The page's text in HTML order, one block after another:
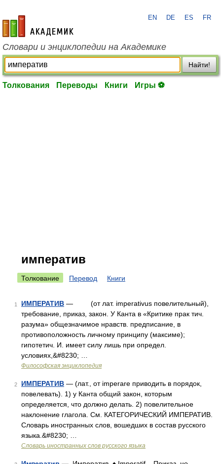
academic.ru
EN DE ES FR
Словари и энциклопедии на Академике
Найти!
Толкования Переводы Книги Игры ⚽
императив
Толкование Перевод Книги
1 ИМПЕРАТИВ — (от лат. imperativus повелительный),
требование, приказ, закон. У Канта в «Критике прак тич.
разума» общезначимое нравств. предписание, в
противоположность личному принципу (максиме);
гипотетич. И. имеет силу лишь при определ.
условиях,&#8230; …
Философская энциклопедия
2 ИМПЕРАТИВ — (лат., от imperare приводить в порядок,
повелевать). 1) у Канта общий закон, которым
определяется, что должно делать. 2) повелительное
наклонение глагола. См. КАТЕГОРИЧЕСКИЙ ИМПЕРАТИВ.
Словарь иностранных слов, вошедших в состав русского
языка.&#8230; …
Словарь иностранных слов русского языка